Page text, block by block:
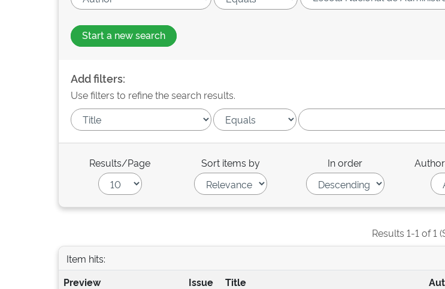
Start a new search
Add filters:
Use filters to refine the search results.
Results/Page Sort items by In order
Results 1-1 of 1
Item hits:
Preview
Issue
Title